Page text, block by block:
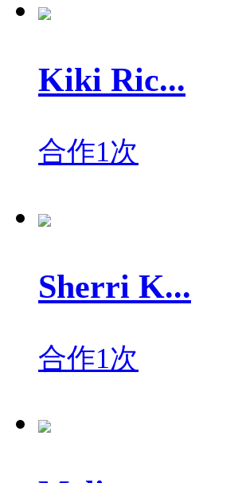
Kiki Ric...
合作1次
Sherri K...
合作1次